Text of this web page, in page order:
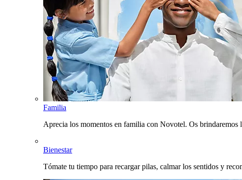
Familia
Aprecia los momentos en familia con Novotel. Os brindaremos
Bienestar
Tómate tu tiempo para recargar pilas, calmar los sentidos y